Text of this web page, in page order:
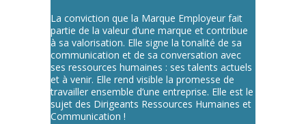
La conviction que la Marque Employeur fait
partie de la valeur d’une marque et contribue
à sa valorisation. Elle signe la tonalité de sa
communication et de sa conversation avec
ses ressources humaines : ses talents actuels
et à venir. Elle rend visible la promesse de
travailler ensemble d’une entreprise. Elle est le
sujet des Dirigeants Ressources Humaines et
Communication !